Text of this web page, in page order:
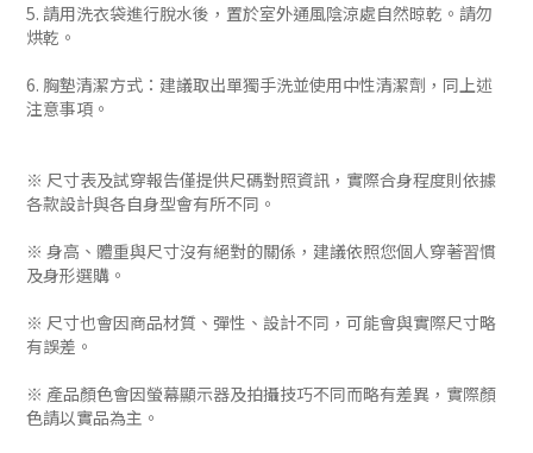
5. 請用洗衣袋進行脫水後，置於室外通風陰涼處自然晾乾。請勿
烘乾。
6. 胸墊清潔方式：建議取出單獨手洗並使用中性清潔劑，同上述
注意事項。
※ 尺寸表及試穿報告僅提供尺碼對照資訊，實際合身程度則依據
各款設計與各自身型會有所不同。
※ 身高、體重與尺寸沒有絕對的關係，建議依照您個人穿著習慣
及身形選購。
※ 尺寸也會因商品材質、彈性、設計不同，可能會與實際尺寸略
有誤差。
※ 產品顏色會因螢幕顯示器及拍攝技巧不同而略有差異，實際顏
色請以實品為主。